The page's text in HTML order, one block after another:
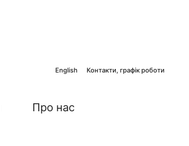
English Контакти, графік роботи
Про нас